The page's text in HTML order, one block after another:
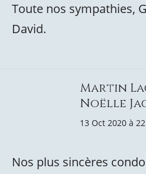
Toute nos sympathies,
David.
Martin
Noëlle
13 Oct 2020 à
Nos plus sincères